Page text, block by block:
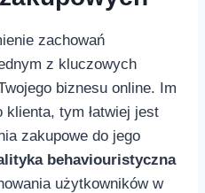
zachowań
z kluczowych
biznesu online. Im
tym łatwiej jest​
zakupowe do jego
behaviouristyczna
użytkowników w